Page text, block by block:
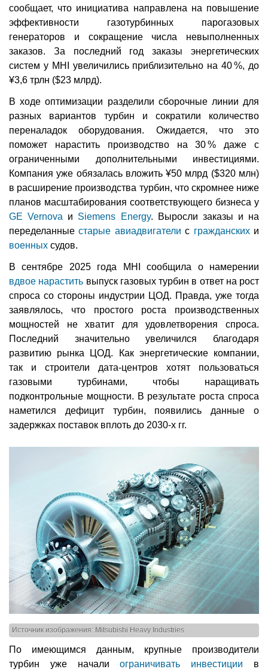
сообщает, что инициатива направлена на повышение
эффективности газотурбинных парогазовых
генераторов и сокращение числа невыполненных
заказов. За последний год заказы энергетических
систем у MHI увеличились приблизительно на 40 %, до
¥3,6 трлн ($23 млрд).
В ходе оптимизации разделили сборочные линии для
разных вариантов турбин и сократили количество
переналадок оборудования. Ожидается, что это
поможет нарастить производство на 30 % даже с
ограниченными дополнительными инвестициями.
Компания уже обязалась вложить ¥50 млрд ($320 млн)
в расширение производства турбин, что скромнее ниже
планов масштабирования соответствующего бизнеса у
GE Vernova и Siemens Energy. Выросли заказы и на
переделанныестарые авиадвигатели с гражданскихи
военных судов.
В сентябре 2025 года MHI сообщила о намерении
вдвое нарастить выпуск газовых турбин в ответ на рост
спроса со стороны индустрии ЦОД. Правда, уже тогда
заявлялось, что простого роста производственных
мощностей не хватит для удовлетворения спроса.
Последний значительно увеличился благодаря
развитию рынка ЦОД. Как энергетические компании,
так и строители дата-центров хотят пользоваться
газовыми турбинами, чтобы наращивать
подконтрольные мощности. В результате роста спроса
наметился дефицит турбин, появились данные о
задержках поставок вплоть до 2030-х гг.
Источник изображения: Mitsubishi Heavy Industries
По имеющимся данным, крупные производители
турбин уже началиограничивать инвестиции в